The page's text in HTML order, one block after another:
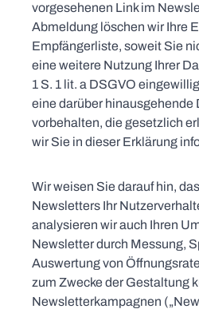
vorgesehenen Link im
Abmeldung löschen wir Ihre
Empfängerliste, soweit Sie
eine weitere Nutzung Ihrer
1 S. 1 lit. a DSGVO
eine darüber hinausgehende
vorbehalten, die gesetzlich
wir Sie in dieser Erklärung
Wir weisen Sie darauf hin,
Newsletters Ihr
analysieren wir auch Ihren
Newsletter durch Messung,
Auswertung von
zum Zwecke der Gestaltung
Newsletterkampagnen